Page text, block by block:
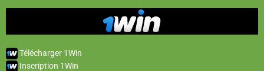
Télécharger 1Win
Inscription 1Win